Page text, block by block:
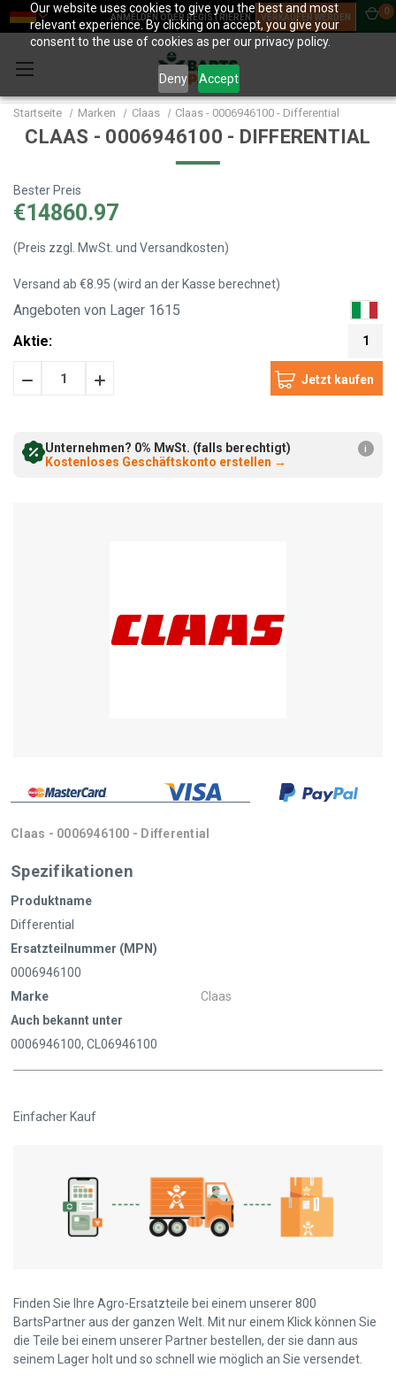
Our website uses cookies to give you the best and most
relevant experience. By clicking on accept, you give your
consent to the use of cookies as per our privacy policy.
Deny Accept
ANMELDEN ODER REGISTRIEREN VERKÄUFER WERDEN
0
Startseite Marken Claas Claas - 0006946100 - Differential
CLAAS - 0006946100 - DIFFERENTIAL
Bester Preis
€14860.97
(Preis zzgl. MwSt. und Versandkosten)
Versand ab €8.95 (wird an der Kasse berechnet)
Angeboten von Lager 1615
Aktie:
1
Menge Menge
Unternehmen? 0% MwSt. (falls berechtigt)
Kostenloses Geschäftskonto erstellen →
i
Claas - 0006946100 - Differential
Spezifikationen
Produktname
Differential
Ersatzteilnummer (MPN)
0006946100
Marke
Claas
Auch bekannt unter
0006946100, CL06946100
Einfacher Kauf
Finden Sie Ihre Agro-Ersatzteile bei einem unserer 800
BartsPartner aus der ganzen Welt. Mit nur einem Klick können Sie
die Teile bei einem unserer Partner bestellen, der sie dann aus
seinem Lager holt und so schnell wie möglich an Sie versendet.